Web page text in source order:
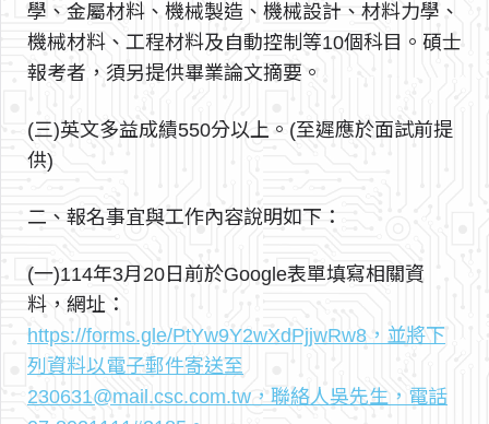
學、金屬材料、機械製造、機械設計、材料力學、
機械材料、工程材料及自動控制等10個科目。碩士
報考者，須另提供畢業論文摘要。
(三)英文多益成績550分以上。(至遲應於面試前提
供)
二、報名事宜與工作內容說明如下：
(一)114年3月20日前於Google表單填寫相關資
料，網址：
https://forms.gle/PtYw9Y2wXdPjjwRw8，並將下
列資料以電子郵件寄送至
230631@mail.csc.com.tw，聯絡人吳先生，電話